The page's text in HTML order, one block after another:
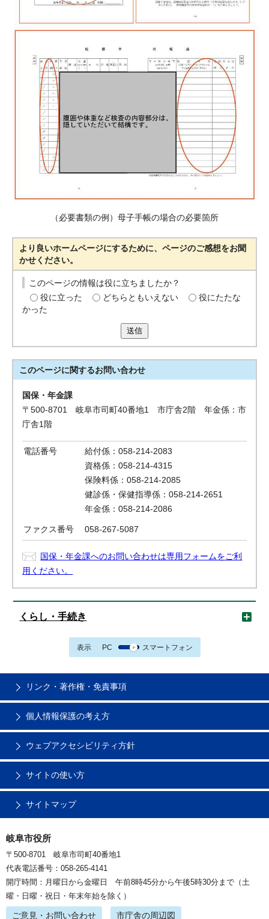
（必要書類の例）母子手帳の場合の必要箇所
より良いホームページにするために、ページのご感想をお聞
かせください。
このページの情報は役に立ちましたか？
役に立った
どちらともいえない
役にたたな
かった
送信
このページに関するお問い合わせ
国保・年金課
〒500-8701 岐阜市司町40番地1 市庁舎2階 年金係：市
庁舎1階
電話番号
給付係：058-214-2083
資格係：058-214-4315
保険料係：058-214-2085
健診係・保健指導係：058-214-2651
年金係：058-214-2086
ファクス番号 058-267-5087
国保・年金課へのお問い合わせは専用フォームをご利
用ください。
くらし・手続き
表示 PC スマートフォン
リンク・著作権・免責事項
個人情報保護の考え方
ウェブアクセシビリティ方針
サイトの使い方
サイトマップ
岐阜市役所
〒500-8701 岐阜市司町40番地1
代表電話番号：058-265-4141
開庁時間：月曜日から金曜日 午前8時45分から午後5時30分まで（土
曜・日曜・祝日・年末年始を除く）
ご意見・お問い合わせ 市庁舎の周辺図